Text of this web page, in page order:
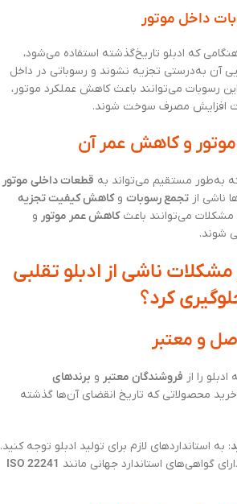
داخل موتور
که ادبلو تاریخ‌گذشته استفاده می‌شود،
آن به‌درستی تجزیه نشوند و رسوباتی در داخل
رسوبات می‌توانند باعث کاهش عملکرد موتور،
افزایش مصرف سوخت شوند.
و کاهش عمر آن
به‌طور مستقیم می‌تواند به قطعات داخلی موتور
ناشی از تجمع رسوبات وکاهش کیفیت تجزیه
می‌توانند باعثکاهش عمر موتور و
شوند.
ناشی از ادبلو تقلبی
کرد؟
و معتبر
را از فروشندگان معتبر و برندهای
خرید محصولاتی که تاریخ انقضای آن‌ها گذشته
: به استانداردهای لازم برای تولید ادبلو توجه کنید.
گواهی‌های استاندارد جهانی مانند ISO 22241